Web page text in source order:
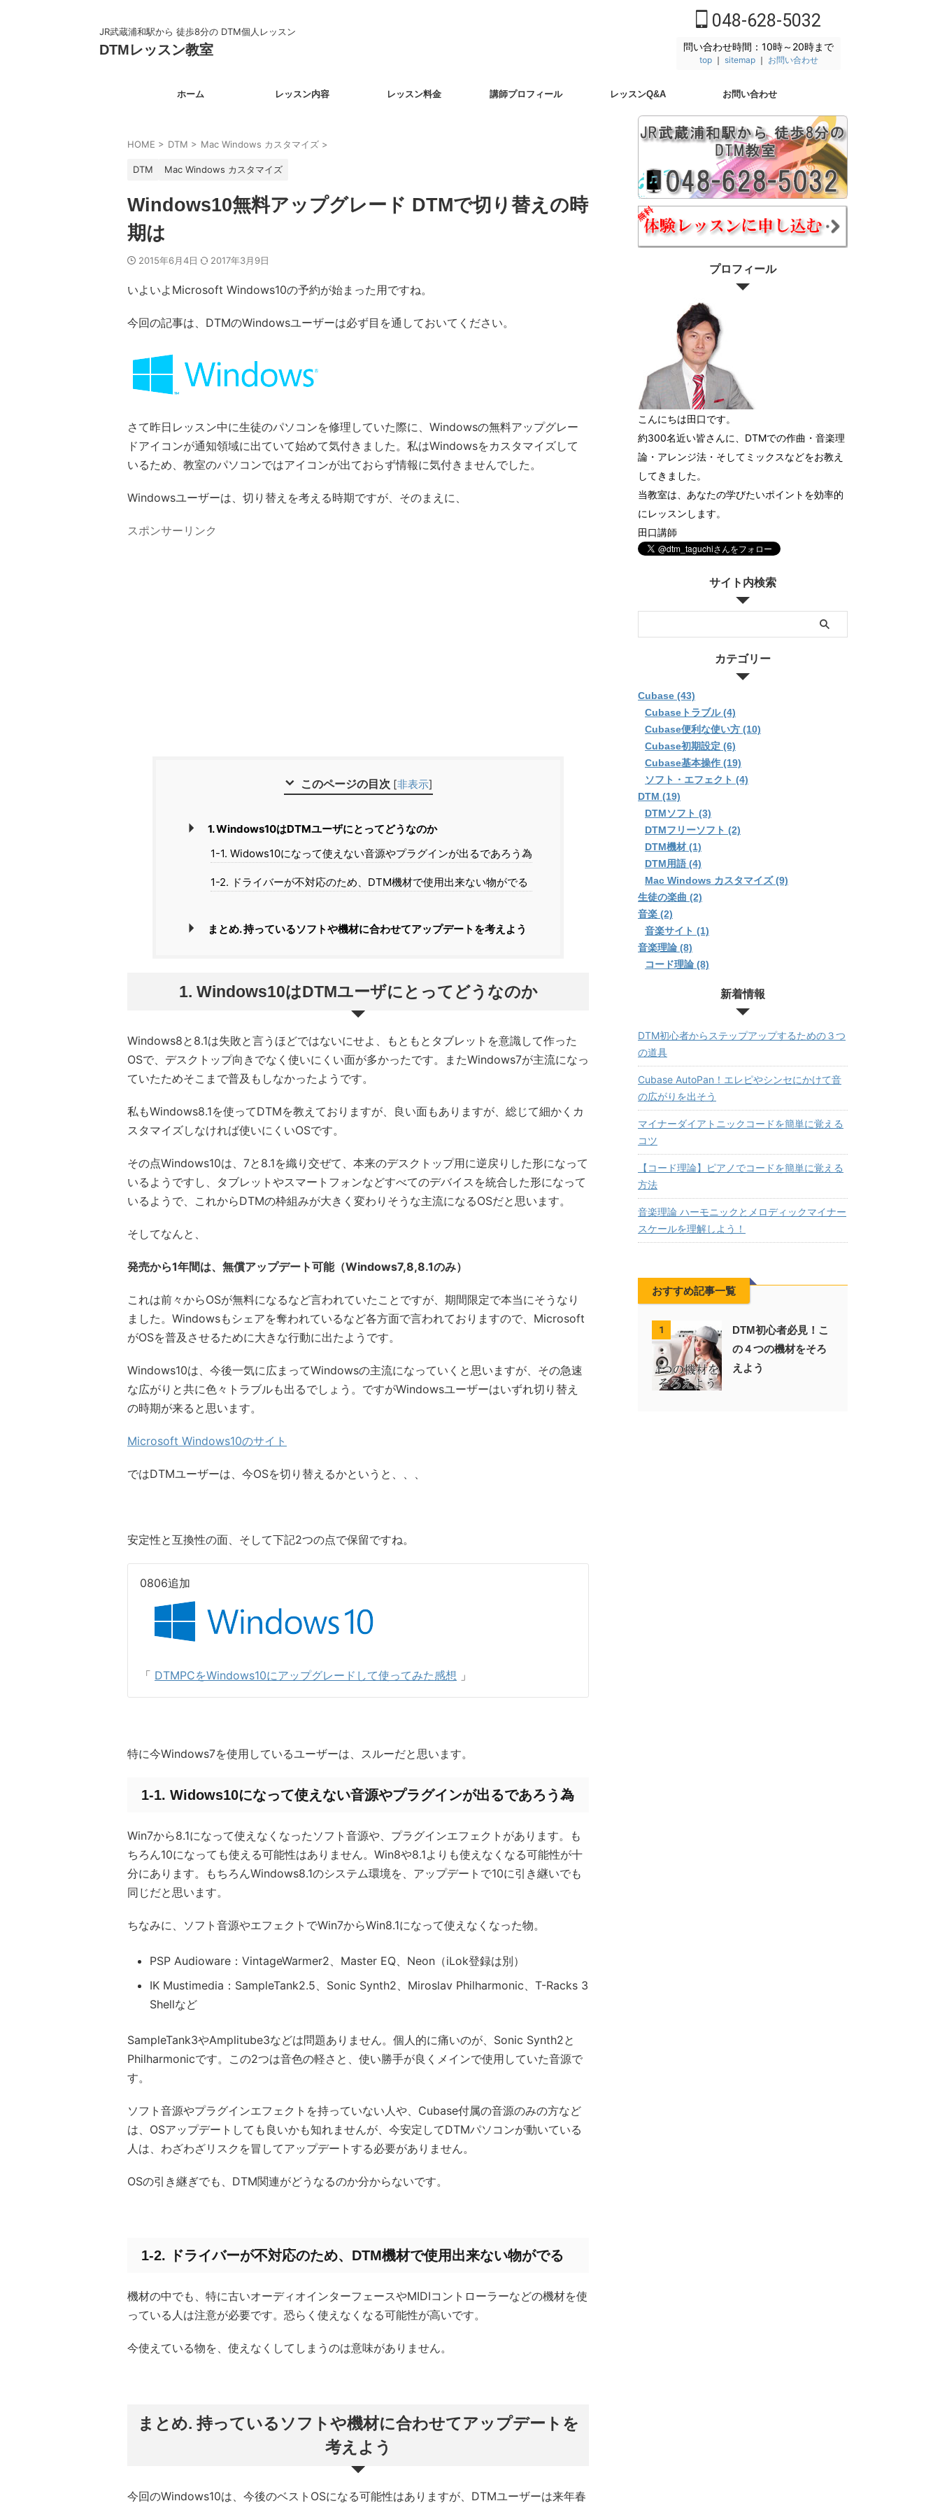
JR武蔵浦和駅から 徒歩8分の DTM個人レッスン
DTMレッスン教室
048-628-5032
問い合わせ時間：10時～20時まで
top｜ sitemap｜ お問い合わせ
ホーム レッスン内容 レッスン料金 講師プロフィール レッスンQ&A お問い合わせ
HOME > DTM > Mac Windows カスタマイズ >
DTM Mac Windows カスタマイズ
Windows10無料アップグレード DTMで切り替えの時
期は
2015年6月4日 2017年3月9日
いよいよMicrosoft Windows10の予約が始まった用ですね。
今回の記事は、DTMのWindowsユーザーは必ず目を通しておいてください。
さて昨日レッスン中に生徒のパソコンを修理していた際に、Windowsの無料アップグレー
ドアイコンが通知領域に出ていて始めて気付きました。私はWindowsをカスタマイズして
いるため、教室のパソコンではアイコンが出ておらず情報に気付きませんでした。
Windowsユーザーは、切り替えを考える時期ですが、そのまえに、
スポンサーリンク
このページの目次 [非表示]
1. Windows10はDTMユーザにとってどうなのか
1-1. Widows10になって使えない音源やプラグインが出るであろう為
1-2. ドライバーが不対応のため、DTM機材で使用出来ない物がでる
まとめ. 持っているソフトや機材に合わせてアップデートを考えよう
1. Windows10はDTMユーザにとってどうなのか
Windows8と8.1は失敗と言うほどではないにせよ、もともとタブレットを意識して作った
OSで、デスクトップ向きでなく使いにくい面が多かったです。またWindows7が主流になっ
ていたためそこまで普及もしなかったようです。
私もWindows8.1を使ってDTMを教えておりますが、良い面もありますが、総じて細かくカ
スタマイズしなければ使いにくいOSです。
その点Windows10は、7と8.1を織り交ぜて、本来のデスクトップ用に逆戻りした形になって
いるようですし、タブレットやスマートフォンなどすべてのデバイスを統合した形になって
いるようで、これからDTMの枠組みが大きく変わりそうな主流になるOSだと思います。
そしてなんと、
発売から1年間は、無償アップデート可能（Windows7,8,8.1のみ）
これは前々からOSが無料になるなど言われていたことですが、期間限定で本当にそうなり
ました。Windowsもシェアを奪われているなど各方面で言われておりますので、Microsoft
がOSを普及させるために大きな行動に出たようです。
Windows10は、今後一気に広まってWindowsの主流になっていくと思いますが、その急速
な広がりと共に色々トラブルも出るでしょう。ですがWindowsユーザーはいずれ切り替え
の時期が来ると思います。
Microsoft Windows10のサイト
ではDTMユーザーは、今OSを切り替えるかというと、、、
安定性と互換性の面、そして下記2つの点で保留ですね。
0806追加
「 DTMPCをWindows10にアップグレードして使ってみた感想 」
特に今Windows7を使用しているユーザーは、スルーだと思います。
1-1. Widows10になって使えない音源やプラグインが出るであろう為
Win7から8.1になって使えなくなったソフト音源や、プラグインエフェクトがあります。も
ちろん10になっても使える可能性はありません。Win8や8.1よりも使えなくなる可能性が十
分にあります。もちろんWindows8.1のシステム環境を、アップデートで10に引き継いでも
同じだと思います。
ちなみに、ソフト音源やエフェクトでWin7からWin8.1になって使えなくなった物。
PSP Audioware：VintageWarmer2、Master EQ、Neon（iLok登録は別）
IK Mustimedia：SampleTank2.5、Sonic Synth2、Miroslav Philharmonic、T-Racks 3
Shellなど
SampleTank3やAmplitube3などは問題ありません。個人的に痛いのが、Sonic Synth2と
Philharmonicです。この2つは音色の軽さと、使い勝手が良くメインで使用していた音源で
す。
ソフト音源やプラグインエフェクトを持っていない人や、Cubase付属の音源のみの方など
は、OSアップデートしても良いかも知れませんが、今安定してDTMパソコンが動いている
人は、わざわざリスクを冒してアップデートする必要がありません。
OSの引き継ぎでも、DTM関連がどうなるのか分からないです。
1-2. ドライバーが不対応のため、DTM機材で使用出来ない物がでる
機材の中でも、特に古いオーディオインターフェースやMIDIコントローラーなどの機材を使
っている人は注意が必要です。恐らく使えなくなる可能性が高いです。
今使えている物を、使えなくしてしまうのは意味がありません。
まとめ. 持っているソフトや機材に合わせてアップデートを
考えよう
今回のWindows10は、今後のベストOSになる可能性はありますが、DTMユーザーは来年春
プロフィール
こんにちは田口です。
約300名近い皆さんに、DTMでの作曲・音楽理
論・アレンジ法・そしてミックスなどをお教え
してきました。
当教室は、あなたの学びたいポイントを効率的
にレッスンします。
田口講師
サイト内検索
カテゴリー
Cubase (43)
Cubaseトラブル (4)
Cubase便利な使い方 (10)
Cubase初期設定 (6)
Cubase基本操作 (19)
ソフト・エフェクト (4)
DTM (19)
DTMソフト (3)
DTMフリーソフト (2)
DTM機材 (1)
DTM用語 (4)
Mac Windows カスタマイズ (9)
生徒の楽曲 (2)
音楽 (2)
音楽サイト (1)
音楽理論 (8)
コード理論 (8)
新着情報
DTM初心者からステップアップするための３つ
の道具
Cubase AutoPan！エレピやシンセにかけて音
の広がりを出そう
マイナーダイアトニックコードを簡単に覚える
コツ
【コード理論】ピアノでコードを簡単に覚える
方法
音楽理論 ハーモニックとメロディックマイナー
スケールを理解しよう！
おすすめ記事一覧
1
DTM初心者必見！こ
の４つの機材をそろ
えよう